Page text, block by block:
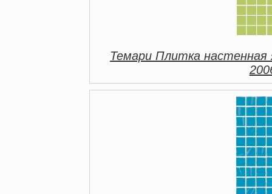
Темари Плитка настенная